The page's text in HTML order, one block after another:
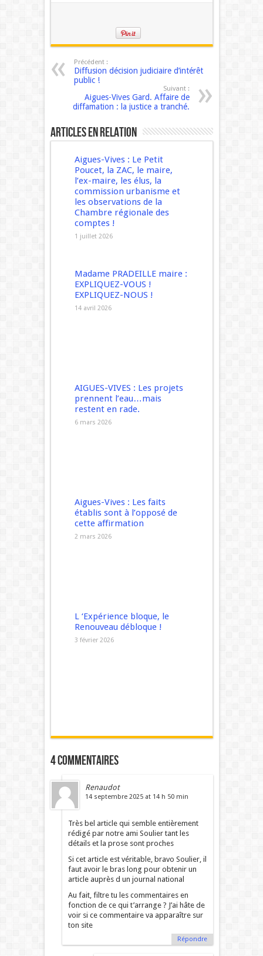
Précédent :
Diffusion décision judiciaire d’intérêt
public !
Suivant :
Aigues-Vives Gard. Affaire de
diffamation : la justice a tranché.
Articles en relation
Aigues-Vives : Le Petit
Poucet, la ZAC, le maire,
l’ex-maire, les élus, la
commission urbanisme et
les observations de la
Chambre régionale des
comptes !
1 juillet 2026
Madame PRADEILLE maire :
EXPLIQUEZ-VOUS !
EXPLIQUEZ-NOUS !
14 avril 2026
AIGUES-VIVES : Les projets
prennent l’eau…mais
restent en rade.
6 mars 2026
Aigues-Vives : Les faits
établis sont à l’opposé de
cette affirmation
2 mars 2026
L ‘Expérience bloque, le
Renouveau débloque !
3 février 2026
4 commentaires
Renaudot
14 septembre 2025 at 14 h 50 min
Très bel article qui semble entièrement
rédigé par notre ami Soulier tant les
détails et la prose sont proches
Si cet article est véritable, bravo Soulier, il
faut avoir le bras long pour obtenir un
article auprès d un journal national
Au fait, filtre tu les commentaires en
fonction de ce qui t’arrange ? J’ai hâte de
voir si ce commentaire va apparaître sur
ton site
Répondre